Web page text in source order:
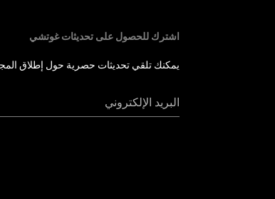
اشترك للحصول على تحديثات غوتشي
يمكنك تلقي تحديثات حصرية حول إطلاق
البريد الإلكتروني